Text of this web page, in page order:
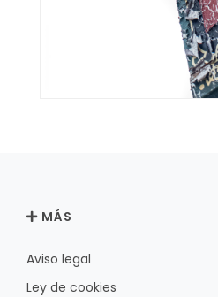
MÁS
Aviso legal
Ley de cookies